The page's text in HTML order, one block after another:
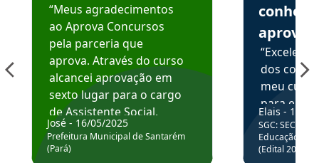
“Meus agradecimentos
ao Aprova Concursos
pela parceria que
aprova. Através do curso
alcancei aprovação em
sexto lugar para o cargo
de Assistente Social.
Hoje estou atuando na
Prefeitura de Santarém.
José - 16/05/2025
Prefeitura Municipal de Santarém
(Pará)
aprova
dos
meu
para
colocar
através
de
Elais - 15/
SGC: SEC BA
Educação
(Edital